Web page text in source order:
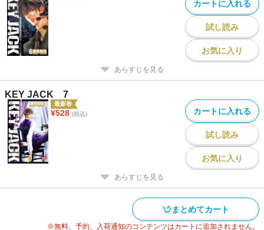
カートに入れる
試し読み
お気に入り
あらすじを見る
KEY JACK 7
最新巻
¥528 (税込) カートに入れる
試し読み
お気に入り
あらすじを見る
まとめてカート
※無料、予約、入荷通知のコンテンツはカートに追加されません。